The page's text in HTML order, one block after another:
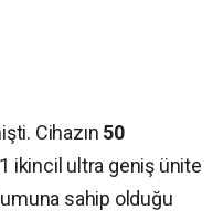
Cihazın 50
ikincil ultra geniş ünite
sahip olduğu